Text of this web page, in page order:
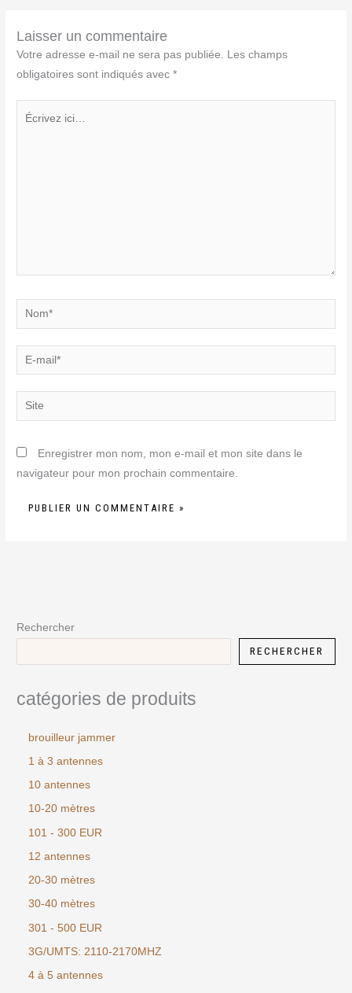
Laisser un commentaire
Votre adresse e-mail ne sera pas publiée.
Les champs
obligatoires sont indiqués avec*
Écrivez
Nom*
E-
mail*
Site
Enregistrer mon nom, mon e-mail et mon site dans le
navigateur pour mon prochain commentaire.
Rechercher
RECHERCHER
catégories de produits
brouilleur jammer
1 à 3 antennes
10 antennes
10-20 mètres
101 - 300 EUR
12 antennes
20-30 mètres
30-40 mètres
301 - 500 EUR
3G/UMTS: 2110-2170MHZ
4 à 5 antennes